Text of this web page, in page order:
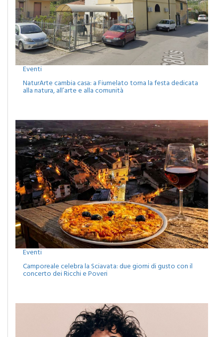
Eventi
NaturArte cambia casa: a Fiumelato torna la festa dedicata
Eventi
Camporeale celebra la Sciavata: due giorni di gusto con il